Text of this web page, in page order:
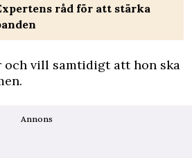
råd för att stärka
och vill samtidigt att hon ska
Annons